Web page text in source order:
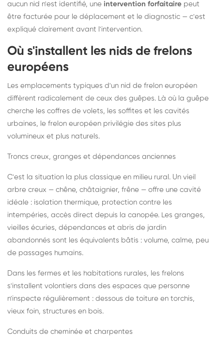
aucun nid n'est identifié, une intervention forfaitaire peut
être facturée pour le déplacement et le diagnostic — c'est
expliqué clairement avant l'intervention.
Où s'installent les nids de frelons
européens
Les emplacements typiques d'un nid de frelon européen
diffèrent radicalement de ceux des guêpes. Là où la guêpe
cherche les coffres de volets, les soffites et les cavités
urbaines, le frelon européen privilégie des sites plus
volumineux et plus naturels.
Troncs creux, granges et dépendances anciennes
C'est la situation la plus classique en milieu rural. Un vieil
arbre creux — chêne, châtaignier, frêne — offre une cavité
idéale : isolation thermique, protection contre les
intempéries, accès direct depuis la canopée. Les granges,
vieilles écuries, dépendances et abris de jardin
abandonnés sont les équivalents bâtis : volume, calme, peu
de passages humains.
Dans les fermes et les habitations rurales, les frelons
s'installent volontiers dans des espaces que personne
n'inspecte régulièrement : dessous de toiture en torchis,
vieux foin, structures en bois.
Conduits de cheminée et charpentes